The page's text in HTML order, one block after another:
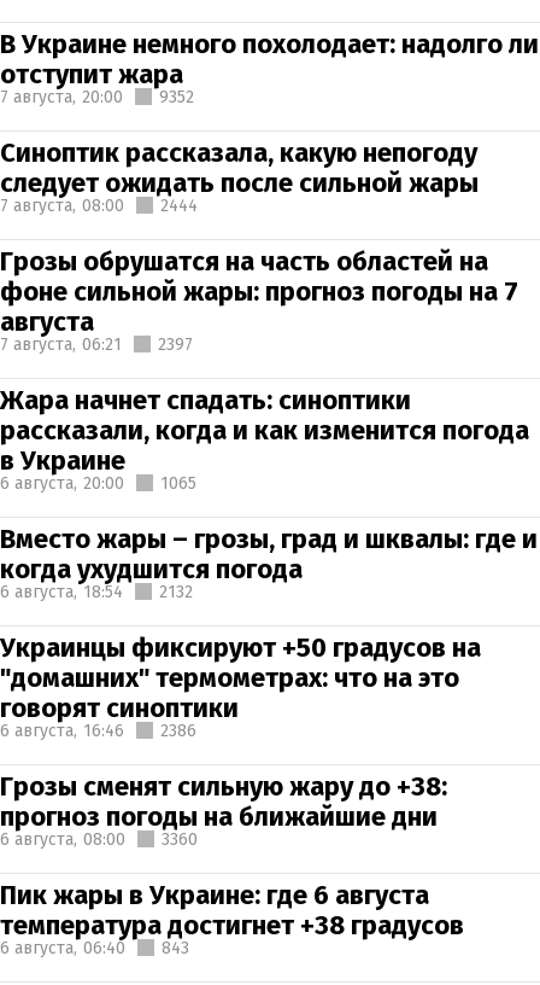
В Украине немного похолодает: надолго ли
отступит жара
7 августа, 20:00 9352
Синоптик рассказала, какую непогоду
следует ожидать после сильной жары
7 августа, 08:00 2444
Грозы обрушатся на часть областей на
фоне сильной жары: прогноз погоды на 7
августа
7 августа, 06:21 2397
Жара начнет спадать: синоптики
рассказали, когда и как изменится погода
в Украине
6 августа, 20:00 1065
Вместо жары – грозы, град и шквалы: где и
когда ухудшится погода
6 августа, 18:54 2132
Украинцы фиксируют +50 градусов на
"домашних" термометрах: что на это
говорят синоптики
6 августа, 16:46 2386
Грозы сменят сильную жару до +38:
прогноз погоды на ближайшие дни
6 августа, 08:00 3360
Пик жары в Украине: где 6 августа
температура достигнет +38 градусов
6 августа, 06:40 843